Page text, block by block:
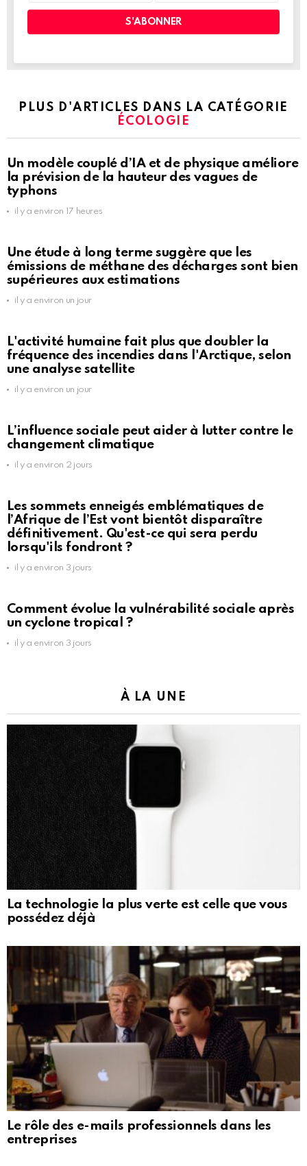
PLUS D'ARTICLES DANS LA CATÉGORIE
ÉCOLOGIE
Un modèle couplé d’IA et de physique améliore
la prévision de la hauteur des vagues de
typhons
il y a environ 17 heures
Une étude à long terme suggère que les
émissions de méthane des décharges sont bien
supérieures aux estimations
il y a environ un jour
L'activité humaine fait plus que doubler la
fréquence des incendies dans l'Arctique, selon
une analyse satellite
il y a environ un jour
L’influence sociale peut aider à lutter contre le
changement climatique
il y a environ 2 jours
Les sommets enneigés emblématiques de
l’Afrique de l’Est vont bientôt disparaître
définitivement. Qu'est-ce qui sera perdu
lorsqu'ils fondront ?
il y a environ 3 jours
Comment évolue la vulnérabilité sociale après
un cyclone tropical ?
il y a environ 3 jours
À LA UNE
La technologie la plus verte est celle que vous
possédez déjà
Le rôle des e-mails professionnels dans les
entreprises